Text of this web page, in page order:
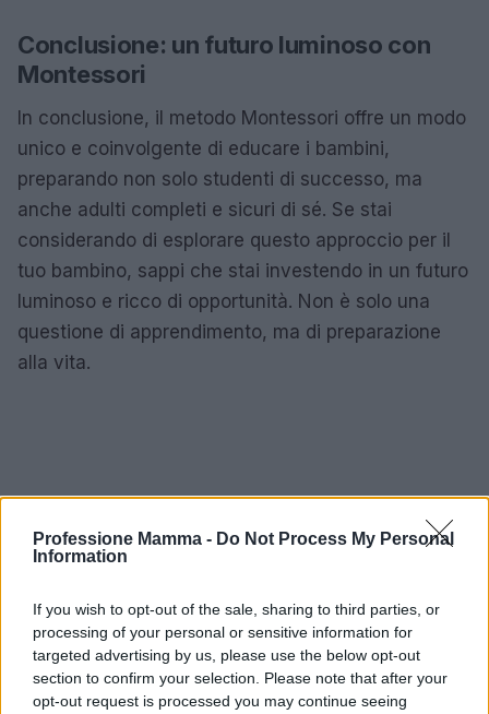
Professione Mamma - Do Not Process My Personal
Information
If you wish to opt-out of the sale, sharing to third parties, or
processing of your personal or sensitive information for
targeted advertising by us, please use the below opt-out
section to confirm your selection. Please note that after your
opt-out request is processed you may continue seeing
Conclusione: un futuro luminoso con
Montessori
In conclusione, il metodo Montessori offre un modo
unico e coinvolgente di educare i bambini,
preparando non solo studenti di successo, ma
anche adulti completi e sicuri di sé. Se stai
considerando di esplorare questo approccio per il
tuo bambino, sappi che stai investendo in un futuro
luminoso e ricco di opportunità. Non è solo una
questione di apprendimento, ma di preparazione
alla vita.